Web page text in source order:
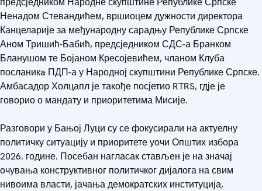
Ненадом Стевандићем, вршиоцем дужности директора
Канцеларије за међународну сарадњу Републике Српске
Аном Тришић-Бабић, предсједником СДС-а Бранком
Бланушом те Бојаном Кресојевићем, чланом Клуба
посланикa ПДП-а у Народној скупштини Републике Српске.
Амбасадор Холцапл је такође посјетио RTRS, гдје је
говорио о мандату и приоритетима Мисије.
Разговори у Бањој Луци су се фокусирали на актуелну
политичку ситуацију и приоритете уочи Општих избора
2026. године. Посебан нагласак стављен је на значај
очувања конструктивног политичког дијалога на свим
нивоима власти, јачања демократских институција,